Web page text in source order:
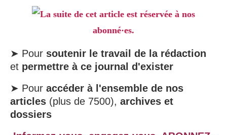
La suite de cet article est réservée à nos
abonné·es.
➤ Pour soutenir le travail de la rédaction
et permettre à ce journal d'exister
➤ Pour accéder à l'ensemble de nos
articles (plus de 7500), archives et
dossiers